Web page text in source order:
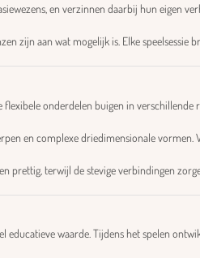
en verzinnen daarbij hun eigen
zijn aan wat mogelijk is. Elke speelsessie
onderdelen buigen in
en complexe driedimensionale
prettig, terwijl de stevige verbindingen
educatieve waarde. Tijdens het spelen